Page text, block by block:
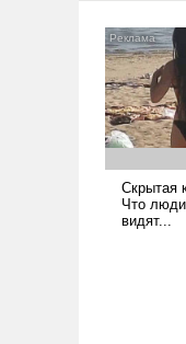
ударами
слабым,